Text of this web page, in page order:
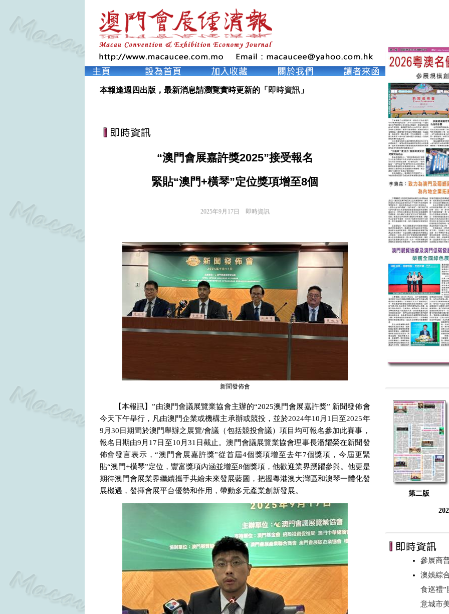
本報逢週四出版，最新消息請瀏覽實時更新的「 即時資訊」
“澳門會展嘉許獎2025”接受報名
緊貼“澳門+橫琴”定位獎項增至8個
2025年9月17日 即時資訊
新聞發佈會
【本報訊】”由澳門會議展覽業協會主辦的“2025澳門會展嘉許獎” 新聞發佈會
今天下午舉行，凡由澳門企業或機構主承辦或競投，並於2024年10 月 1 日至2025年
9 月 30 日期間於澳門舉辦之展覽/會議（包括競投會議）項目均可報名參加此賽事，
報名日期由9 月 17 日至10 月 31 日截止。澳門會議展覽業協會理事長潘耀榮在新聞發
佈會發言表示，“澳門會展嘉許獎”從首屆4個獎項增至去年7個獎項，今屆更緊
貼“澳門+橫琴”定位，豐富獎項內涵並增至8個獎項，他歡迎業界踴躍參與。他更是
期待澳門會展業界繼續攜手共繪未來發展藍圖，把握粵港澳大灣區和澳琴一體化發
展機遇，發揮會展平台優勢和作用，帶動多元產業創新發展。
第二版
參展商
澳娛綜
食巡禮
意城市